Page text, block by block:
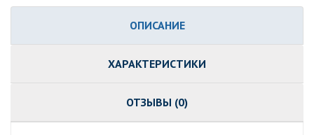
ОПИСАНИЕ
ХАРАКТЕРИСТИКИ
ОТЗЫВЫ (0)